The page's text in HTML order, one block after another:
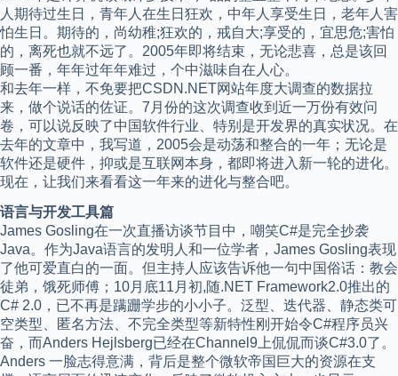
人期待过生日，青年人在生日狂欢，中年人享受生日，老年人害
怕生日。期待的，尚幼稚;狂欢的，戒自大;享受的，宜思危;害怕
的，离死也就不远了。2005年即将结束，无论悲喜，总是该回
顾一番，年年过年年难过，个中滋味自在人心。
和去年一样，不免要把CSDN.NET网站年度大调查的数据拉
来，做个说话的佐证。7月份的这次调查收到近一万份有效问
卷，可以说反映了中国软件行业、特别是开发界的真实状况。在
去年的文章中，我写道，2005会是动荡和整合的一年；无论是
软件还是硬件，抑或是互联网本身，都即将进入新一轮的进化。
现在，让我们来看看这一年来的进化与整合吧。
语言与开发工具篇
James Gosling在一次直播访谈节目中，嘲笑C#是完全抄袭
Java。作为Java语言的发明人和一位学者，James Gosling表现
了他可爱直白的一面。但主持人应该告诉他一句中国俗话：教会
徒弟，饿死师傅；10月底11月初,随.NET Framework2.0推出的
C# 2.0，已不再是蹒跚学步的小小子。泛型、迭代器、静态类可
空类型、匿名方法、不完全类型等新特性刚开始令C#程序员兴
奋，而Anders Hejlsberg已经在Channel9上侃侃而谈C#3.0了。
Anders 一脸志得意满，背后是整个微软帝国巨大的资源在支